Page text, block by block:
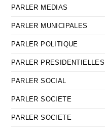
PARLER MEDIAS
PARLER MUNICIPALES
PARLER POLITIQUE
PARLER PRESIDENTIELLES
PARLER SOCIAL
PARLER SOCIETE
PARLER SOCIETE